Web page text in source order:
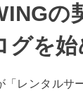
グを
レンタルサ